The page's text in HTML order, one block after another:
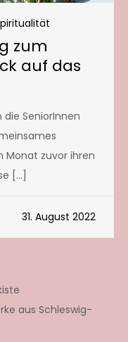
zum
auf das
SeniorInnen
Monat zuvor ihren
[…]
31. August 2022
aus Schleswig-